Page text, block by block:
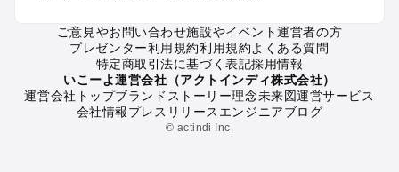
箱根（湯本・強羅・小涌谷・仙石原・芦ノ湖）のプールお出か
秦野・南足柄・丹沢のプールお出かけ
戸塚・港南・旭・瀬谷・泉（横浜）のプールお出かけ
ご意見やお問い合わせ施設やイベント運営者の方
プレゼンター利用規約利用規約よくある質問
特定商取引法に基づく表記採用情報
いこーよ運営会社（アクトインディ株式会社）
運営会社トップブランドストーリー理念未来図運営サービス
会社情報プレスリリース エンジニアブログ
© actindi Inc.